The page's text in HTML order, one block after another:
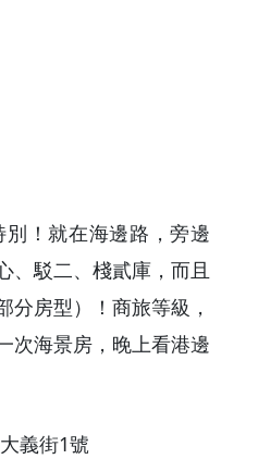
！就在海邊路，旁邊
、駁二、棧貳庫，而且
分房型）！商旅等級，
次海景房，晚上看港邊
義街1號